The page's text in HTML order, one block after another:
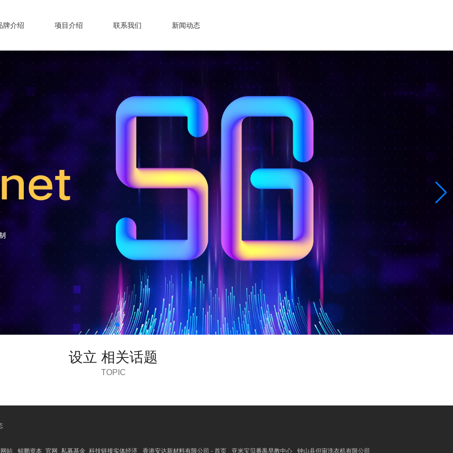
牌介绍 项目介绍 联系我们 新闻动态
设立 相关话题
TOPIC
站 鲲鹏资本_官网_私募基金_科技链接实体经济 香港安达新材料有限公司 - 首页 亚米宝贝番禺早教中心 钟山县但审洗衣机有限公司